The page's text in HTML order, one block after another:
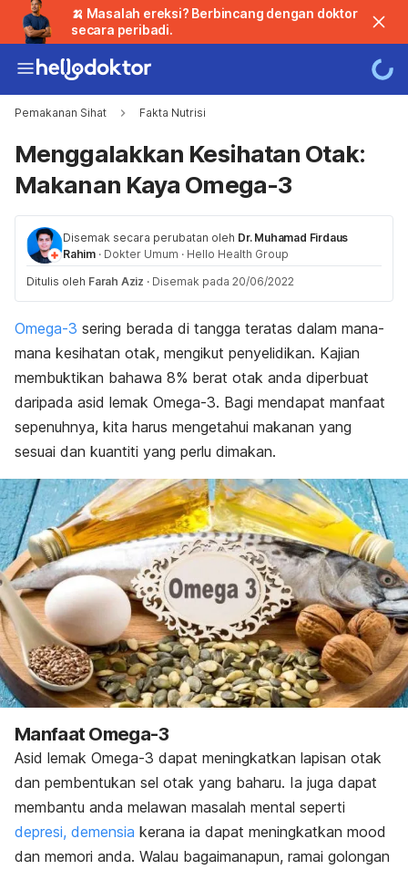
🍌 Masalah ereksi? Berbincang dengan doktor
secara peribadi.
Pemakanan Sihat Fakta Nutrisi
Menggalakkan Kesihatan Otak:
Makanan Kaya Omega-3
Disemak secara perubatan oleh Dr. Muhamad Firdaus
Rahim · Dokter Umum · Hello Health Group
Ditulis oleh Farah Aziz · Disemak pada 20/06/2022
Omega-3 sering berada di tangga teratas dalam mana-
mana kesihatan otak, mengikut penyelidikan. Kajian
membuktikan bahawa 8% berat otak anda diperbuat
daripada asid lemak Omega-3. Bagi mendapat manfaat
sepenuhnya, kita harus mengetahui makanan yang
sesuai dan kuantiti yang perlu dimakan.
Manfaat Omega-3
Asid lemak Omega-3 dapat meningkatkan lapisan otak
dan pembentukan sel otak yang baharu. Ia juga dapat
membantu anda melawan masalah mental seperti
depresi, demensia kerana ia dapat meningkatkan mood
dan memori anda. Walau bagaimanapun, ramai golongan